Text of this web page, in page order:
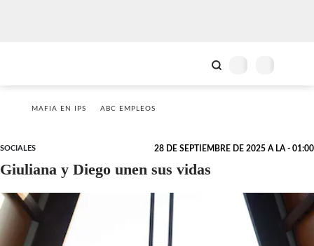
MAFIA EN IPS ABC EMPLEOS
SOCIALES 28 DE SEPTIEMBRE DE 2025 A LA - 01:00
Giuliana y Diego unen sus vidas